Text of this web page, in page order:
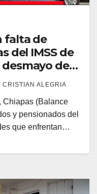
falta de
del IMSS de
de
CRISTIAN ALEGRIA
Chiapas (Balance
y pensionados del
que enfrentan…